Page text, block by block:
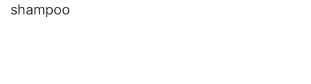
shampoo